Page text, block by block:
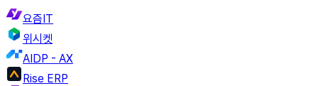
요즘IT
위시켓
AIDP - AX
Rise ERP